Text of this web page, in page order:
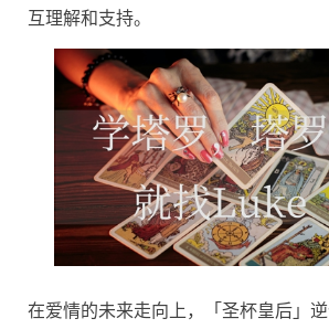
互理解和支持。
在爱情的未来走向上，「圣杯皇后」